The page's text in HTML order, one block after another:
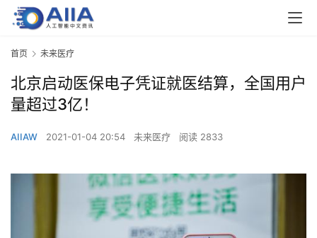
首页 未来医疗
北京启动医保电子凭证就医结算，全国用户
量超过3亿！
AIIAW 2021-01-04 20:54 未来医疗 阅读 2833